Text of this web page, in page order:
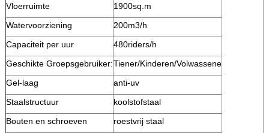
Vloerruimte
1900sq.m
Watervoorziening
200m3/h
Capaciteit per uur
480riders/h
Geschikte Groepsgebruiker:Tiener/Kinderen/Volwassene
Gel-laag
anti-uv
Staalstructuur
koolstofstaal
Bouten en schroeven
roestvrij staal